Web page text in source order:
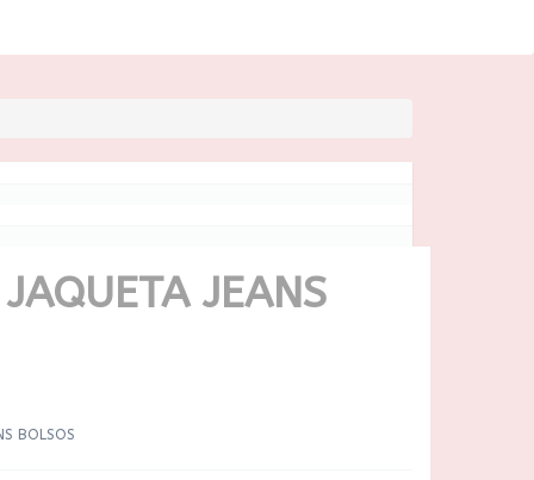
JEANS
BOLSOS